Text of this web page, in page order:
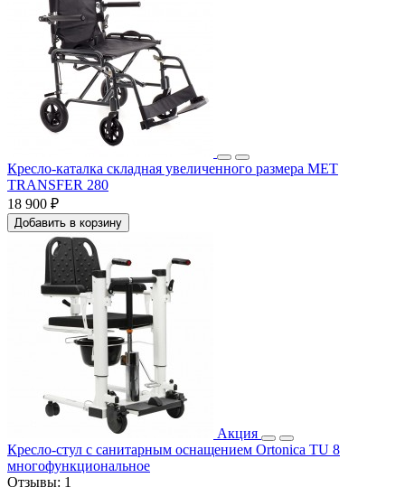
Кресло-каталка складная увеличенного размера МЕТ
TRANSFER 280
18 900 ₽
Добавить в корзину
Акция
Кресло-стул с санитарным оснащением Ortonica TU 8
многофункциональное
Отзывы: 1